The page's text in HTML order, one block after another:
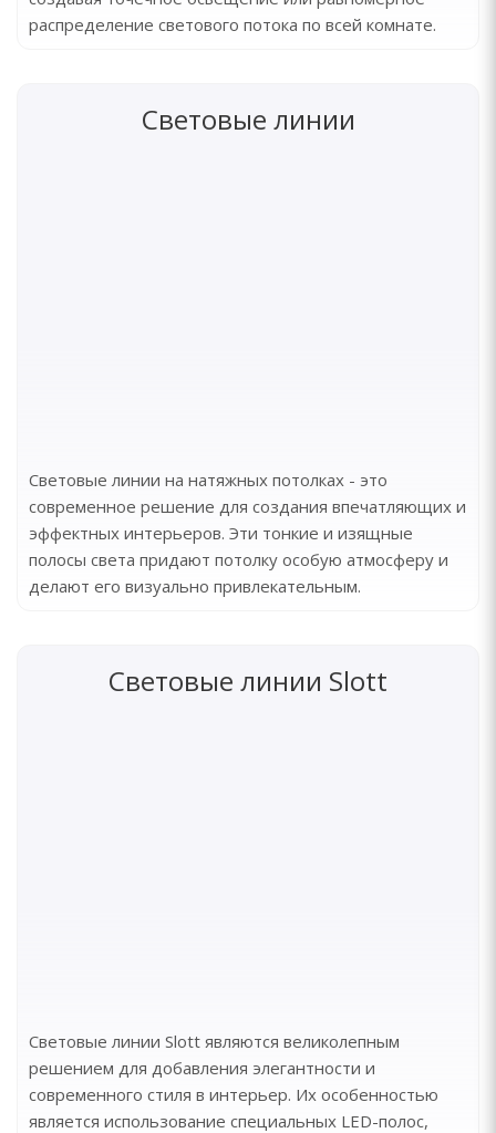
распределение светового потока по всей комнате.
Световые линии
Световые линии на натяжных потолках - это
современное решение для создания впечатляющих и
эффектных интерьеров. Эти тонкие и изящные
полосы света придают потолку особую атмосферу и
делают его визуально привлекательным.
Световые линии Slott
Световые линии Slott являются великолепным
решением для добавления элегантности и
современного стиля в интерьер. Их особенностью
является использование специальных LED-полос,